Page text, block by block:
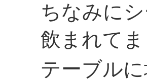
ちなみに
飲まれてま
テーブル